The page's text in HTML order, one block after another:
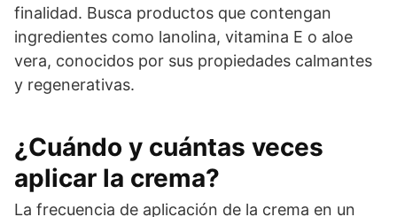
finalidad. Busca productos que contengan
ingredientes como lanolina, vitamina E o aloe
vera, conocidos por sus propiedades calmantes
y regenerativas.
¿Cuándo y cuántas veces
aplicar la crema?
La frecuencia de aplicación de la crema en un